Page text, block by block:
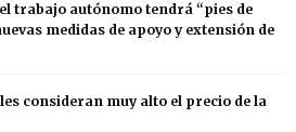
trabajo autónomo tendrá “pies de
medidas de apoyo y extensión de
consideran muy alto el precio de la